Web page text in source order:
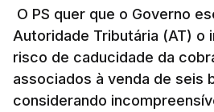
pelo mesmo empreiteiro
obras na Polícia Judiciária (PJ)
em que até do Governo
inquéritos e averiguações aos
frente da polícia criminal, Luís
O PS quer que o Governo
Autoridade Tributária (AT) o
risco de caducidade da
associados à venda de seis
considerando